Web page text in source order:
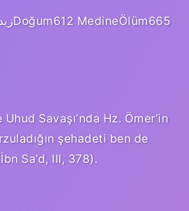
Savaşı’nda Hz. Ömer’in
şehadeti ben de
Sa’d, III, 378).